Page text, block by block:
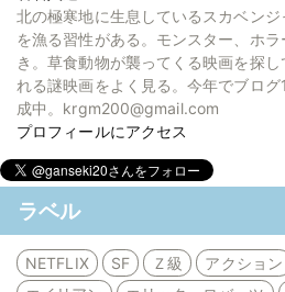
北の極寒地に生息しているスカベン
を漁る習性がある。モンスター、ホ
き。草食動物が襲ってくる映画を探
れる謎映画をよく見る。今年でブロ
成中。krgm200@gmail.com
プロフィールにアクセス
ラベル
NETFLIX SF Ｚ級 アクション